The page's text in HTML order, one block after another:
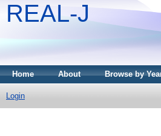
REAL-J
Home About Browse by
Login